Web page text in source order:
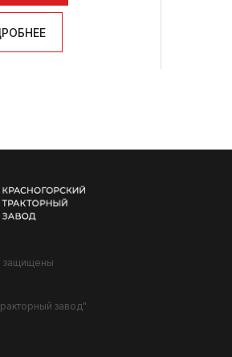
защищены
завод"